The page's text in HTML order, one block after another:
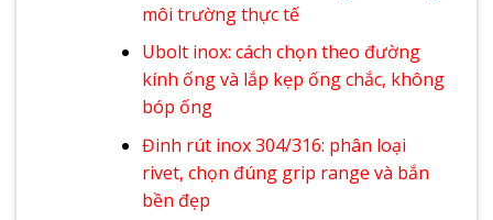
môi trường thực tế
Ubolt inox: cách chọn theo đường
kính ống và lắp kẹp ống chắc, không
bóp ống
Đinh rút inox 304/316: phân loại
rivet, chọn đúng grip range và bắn
bền đẹp